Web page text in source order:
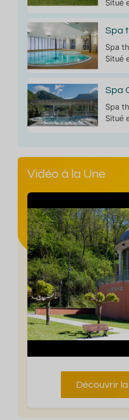
Situé
Spa
Spa
Situé
Spa
Spa
Situé
Vidéo à la Une
Découvrir